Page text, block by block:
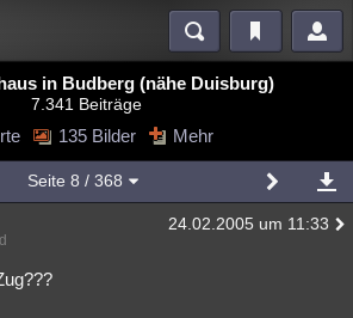
Blogs Videos
Mystery Kriminalfälle
in Budberg (nähe Duisburg)
7.341 Beiträge
135 Bilder Mehr
Seite 8 / 368
24.02.2005 um 11:33